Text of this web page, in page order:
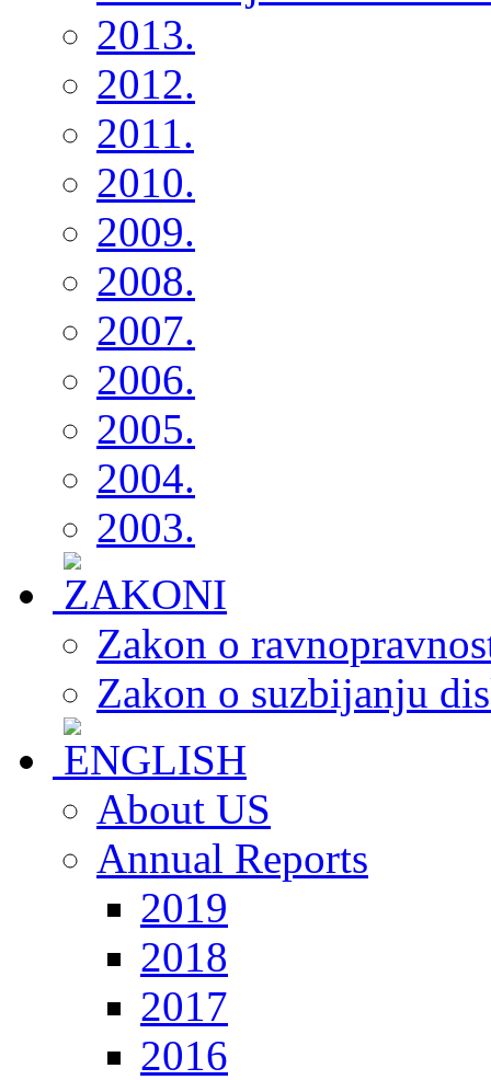
2013.
2012.
2011.
2010.
2009.
2008.
2007.
2006.
2005.
2004.
2003.
Zakon o
Zakon o suzbijanju
About US
Annual Reports
2019
2018
2017
2016